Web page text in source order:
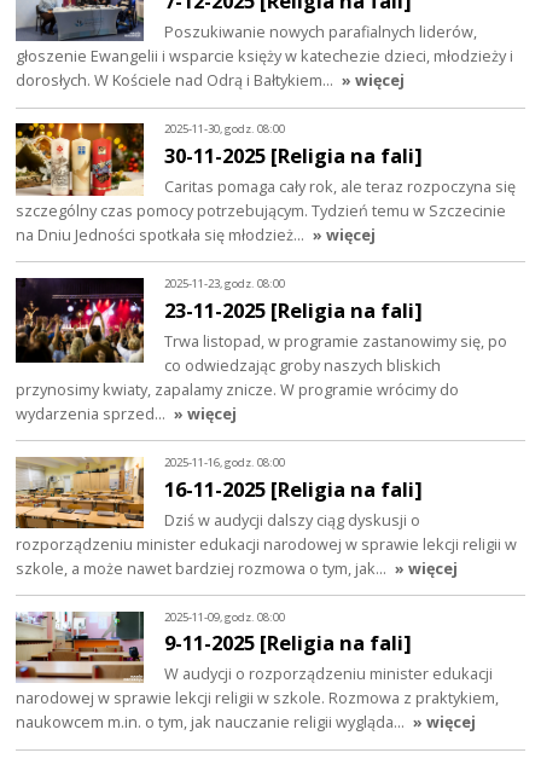
Poszukiwanie nowych parafialnych liderów,
głoszenie Ewangelii i wsparcie księży w katechezie dzieci, młodzieży i
dorosłych. W Kościele nad Odrą i Bałtykiem… » więcej
2025-11-30, godz. 08:00
30-11-2025 [Religia na fali]
Caritas pomaga cały rok, ale teraz rozpoczyna się
szczególny czas pomocy potrzebującym. Tydzień temu w Szczecinie
na Dniu Jedności spotkała się młodzież… » więcej
2025-11-23, godz. 08:00
23-11-2025 [Religia na fali]
Trwa listopad, w programie zastanowimy się, po
co odwiedzając groby naszych bliskich
przynosimy kwiaty, zapalamy znicze. W programie wrócimy do
wydarzenia sprzed… » więcej
2025-11-16, godz. 08:00
16-11-2025 [Religia na fali]
Dziś w audycji dalszy ciąg dyskusji o
rozporządzeniu minister edukacji narodowej w sprawie lekcji religii w
szkole, a może nawet bardziej rozmowa o tym, jak… » więcej
2025-11-09, godz. 08:00
9-11-2025 [Religia na fali]
W audycji o rozporządzeniu minister edukacji
narodowej w sprawie lekcji religii w szkole. Rozmowa z praktykiem,
naukowcem m.in. o tym, jak nauczanie religii wygląda… » więcej